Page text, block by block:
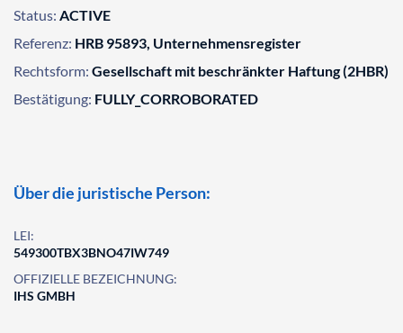
Status: ACTIVE
Referenz: HRB 95893, Unternehmensregister
Rechtsform: Gesellschaft mit beschränkter Haftung (2HBR)
Bestätigung: FULLY_CORROBORATED
Über die juristische Person:
LEI:
549300TBX3BNO47IW749
OFFIZIELLE BEZEICHNUNG:
IHS GMBH